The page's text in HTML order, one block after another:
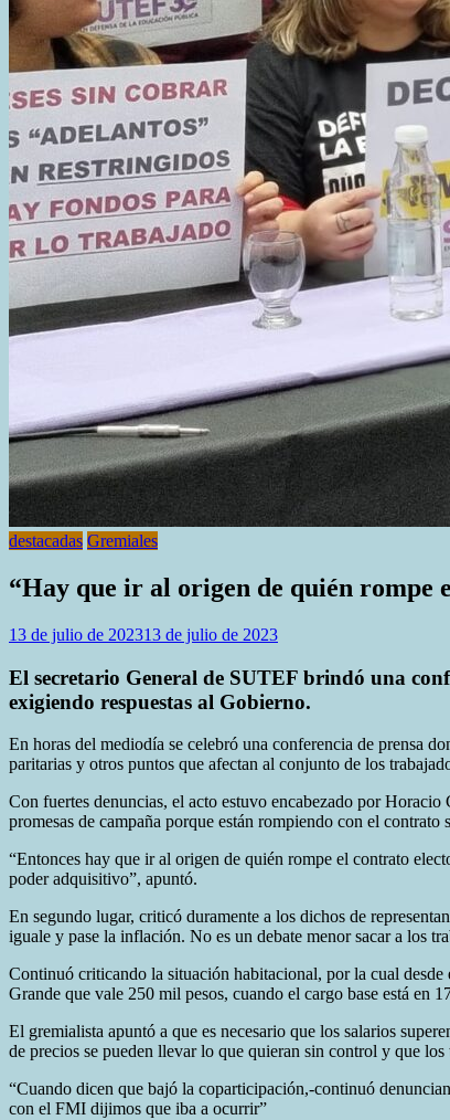
destacadas Gremiales
“Hay que ir al origen de quién rompe
13 de julio de 202313 de julio de 2023
El secretario General de SUTEF brindó una
exigiendo respuestas al Gobierno.
En horas del mediodía se celebró una conferencia de prensa
paritarias y otros puntos que afectan al conjunto de los
Con fuertes denuncias, el acto estuvo encabezado por
promesas de campaña porque están rompiendo con el
“Entonces hay que ir al origen de quién rompe el contrato
poder adquisitivo”, apuntó.
En segundo lugar, criticó duramente a los dichos de
iguale y pase la inflación. No es un debate menor sacar a los
Continuó criticando la situación habitacional, por la cual
Grande que vale 250 mil pesos, cuando el cargo base está en
El gremialista apuntó a que es necesario que los salarios
de precios se pueden llevar lo que quieran sin control y que
“Cuando dicen que bajó la coparticipación,-continuó
con el FMI dijimos que iba a ocurrir”